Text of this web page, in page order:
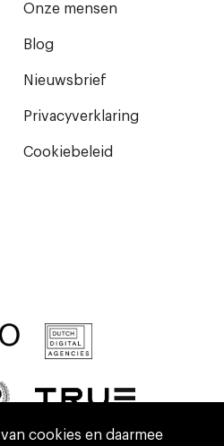
Onze mensen
Blog
Nieuwsbrief
Privacyverklaring
Cookiebeleid
cookies en daarmee